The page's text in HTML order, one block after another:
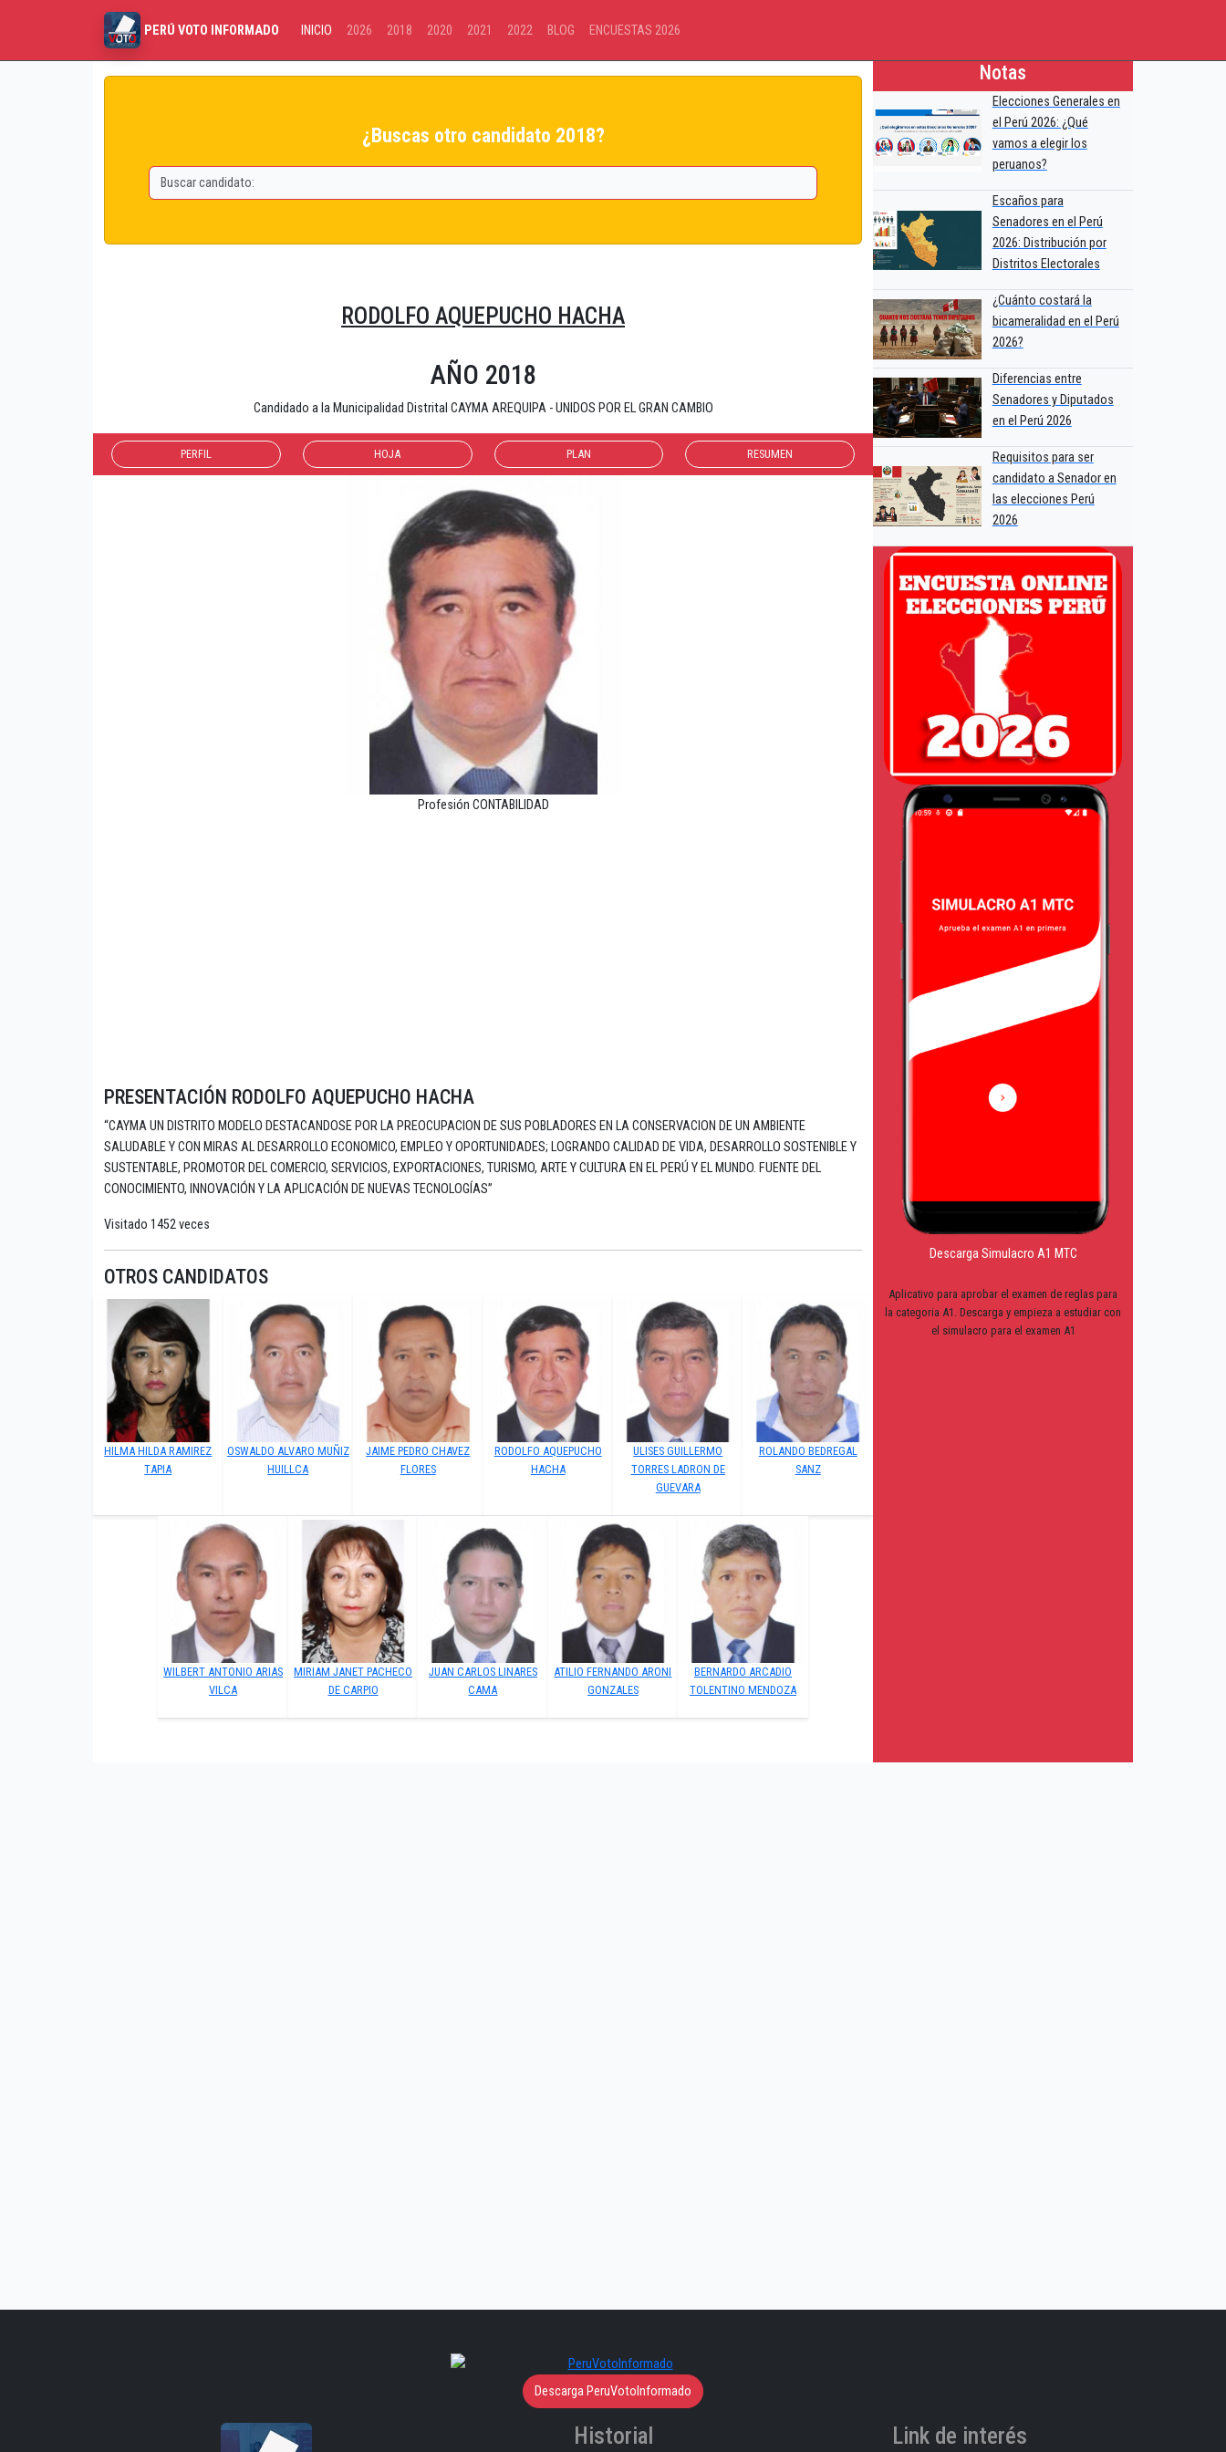
PERÚ VOTO INFORMADO INICIO 2026 2018 2020 2021 2022 BLOG ENCUESTAS 2026
¿Buscas otro candidato 2018?
RODOLFO AQUEPUCHO HACHA
AÑO 2018
Candidado a la Municipalidad Distrital CAYMA AREQUIPA - UNIDOS POR EL GRAN CAMBIO
PERFIL HOJA PLAN RESUMEN
Profesión CONTABILIDAD
PRESENTACIÓN RODOLFO AQUEPUCHO HACHA
“CAYMA UN DISTRITO MODELO DESTACANDOSE POR LA PREOCUPACION DE SUS POBLADORES EN LA CONSERVACION DE UN AMBIENTE
SALUDABLE Y CON MIRAS AL DESARROLLO ECONOMICO, EMPLEO Y OPORTUNIDADES; LOGRANDO CALIDAD DE VIDA, DESARROLLO SOSTENIBLE Y
SUSTENTABLE, PROMOTOR DEL COMERCIO, SERVICIOS, EXPORTACIONES, TURISMO, ARTE Y CULTURA EN EL PERÚ Y EL MUNDO. FUENTE DEL
CONOCIMIENTO, INNOVACIÓN Y LA APLICACIÓN DE NUEVAS TECNOLOGÍAS”
Visitado 1452 veces
OTROS CANDIDATOS
HILMA HILDA RAMIREZ
TAPIA
OSWALDO ALVARO MUÑIZ
HUILLCA
JAIME PEDRO CHAVEZ
FLORES
RODOLFO AQUEPUCHO
HACHA
ULISES GUILLERMO
TORRES LADRON DE
GUEVARA
ROLANDO BEDREGAL
SANZ
WILBERT ANTONIO ARIAS
VILCA
MIRIAM JANET PACHECO
DE CARPIO
JUAN CARLOS LINARES
CAMA
ATILIO FERNANDO ARONI
GONZALES
BERNARDO ARCADIO
TOLENTINO MENDOZA
Notas
Elecciones Generales en
el Perú 2026: ¿Qué
vamos a elegir los
peruanos?
Escaños para
Senadores en el Perú
2026: Distribución por
Distritos Electorales
¿Cuánto costará la
bicameralidad en el Perú
2026?
Diferencias entre
Senadores y Diputados
en el Perú 2026
Requisitos para ser
candidato a Senador en
las elecciones Perú
2026
Descarga Simulacro A1 MTC
Aplicativo para aprobar el examen de reglas para
la categoria A1. Descarga y empieza a estudiar con
el simulacro para el examen A1
Descarga PeruVotoInformado
Historial Link de interés